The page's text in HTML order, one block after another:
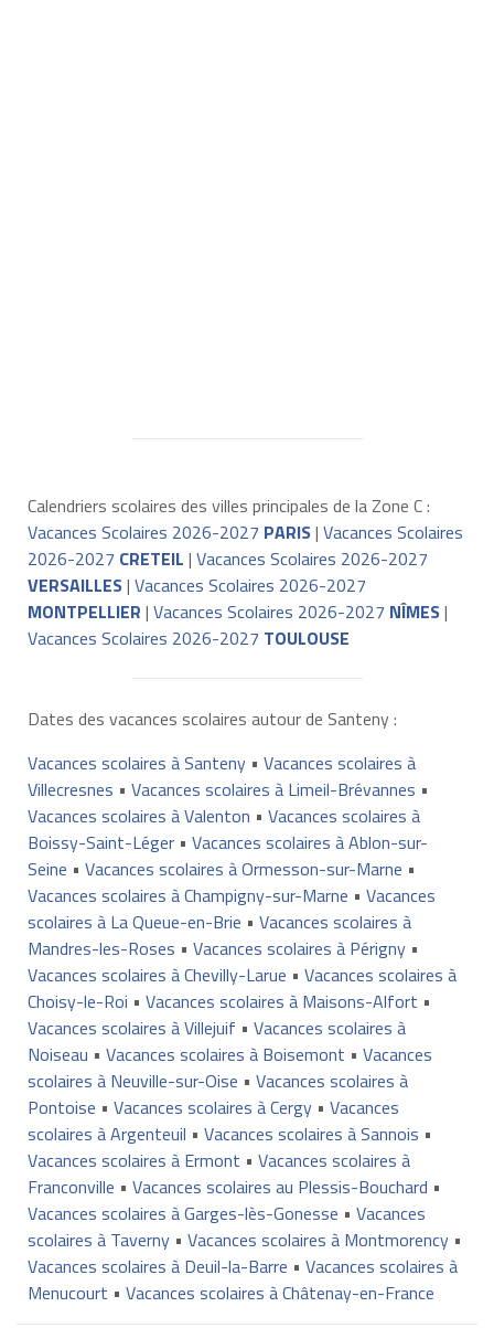
Calendriers scolaires des villes principales de la Zone C :
Vacances Scolaires 2026-2027 PARIS| Vacances Scolaires
2026-2027 CRETEIL | Vacances Scolaires 2026-2027
VERSAILLES| Vacances Scolaires 2026-2027
MONTPELLIER | Vacances Scolaires 2026-2027 NÎMES|
Vacances Scolaires 2026-2027 TOULOUSE
Dates des vacances scolaires autour de Santeny :
Vacances scolaires à Santeny• Vacances scolaires à
Villecresnes • Vacances scolaires à Limeil-Brévannes •
Vacances scolaires à Valenton • Vacances scolaires à
Boissy-Saint-Léger• Vacances scolaires à Ablon-sur-
Seine • Vacances scolaires à Ormesson-sur-Marne •
Vacances scolaires à Champigny-sur-Marne • Vacances
scolaires à La Queue-en-Brie • Vacances scolaires à
Mandres-les-Roses • Vacances scolaires à Périgny•
Vacances scolaires à Chevilly-Larue • Vacances scolaires à
Choisy-le-Roi • Vacances scolaires à Maisons-Alfort •
Vacances scolaires à Villejuif • Vacances scolaires à
Noiseau • Vacances scolaires à Boisemont • Vacances
scolaires à Neuville-sur-Oise • Vacances scolaires à
Pontoise • Vacances scolaires à Cergy• Vacances
scolaires à Argenteuil • Vacances scolaires à Sannois •
Vacances scolaires à Ermont • Vacances scolaires à
Franconville • Vacances scolaires au Plessis-Bouchard •
Vacances scolaires à Garges-lès-Gonesse • Vacances
scolaires à Taverny• Vacances scolaires à Montmorency•
Vacances scolaires à Deuil-la-Barre • Vacances scolaires à
Menucourt • Vacances scolaires à Châtenay-en-France